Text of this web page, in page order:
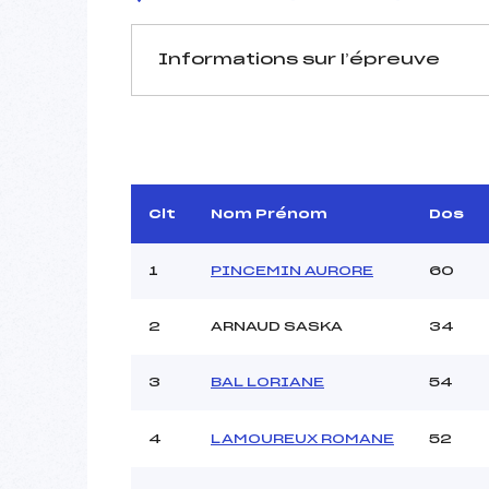
Informations sur l’épreuve
Arbitre :
Assistant :
MANCHE 1
Heure de départ :
Ouvreurs A :
Clt Nom Prénom Dos
1 PINCEMIN AURORE 60
2 ARNAUD SASKA 34
3 BAL LORIANE 54
4 LAMOUREUX ROMANE 52